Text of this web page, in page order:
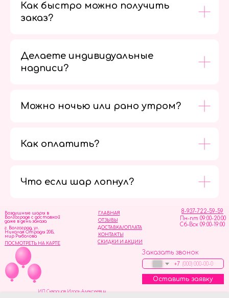
Как быстро можно получить
заказ?
Делаете индивидуальные
надписи?
Можно ночью или рано утром?
Как оплатить?
Что если шар лопнул?
ОТЗЫВЫ
ГЛАВНАЯ
ДОСТАВКА/ОПЛАТА
СКИДКИ И АКЦИИ
КОНТАКТЫ
8-937-722-59-59
Пн-пт 09:00-20:00
Сб-Вск 09:00-19:00
Воздушные шары в
Волгограде с доставкой
даже в день заказа
Заказать звонок
+7
Оставить заявку
г. Волгоград, ул.
Николая Отрады 20Б,
мир Рыболова
ПОСМОТРЕТЬ НА КАРТЕ
ИП Скворцов Игорь Алексеевич